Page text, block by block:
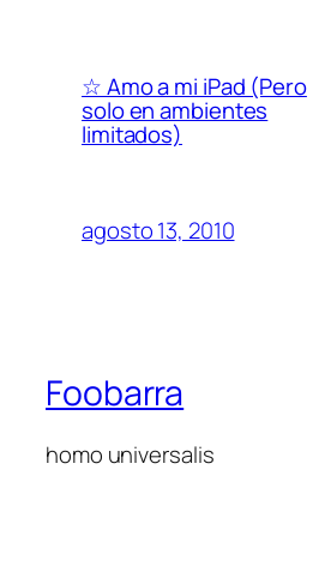
☆ Amo a mi iPad (Pero
solo en ambientes
limitados)
agosto 13, 2010
Foobarra
homo universalis